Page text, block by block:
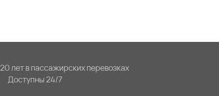
20 лет в пассажирских перевозках
Доступны 24/7